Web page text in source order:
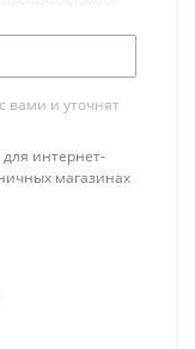
вами и уточнят
интернет-
магазинах